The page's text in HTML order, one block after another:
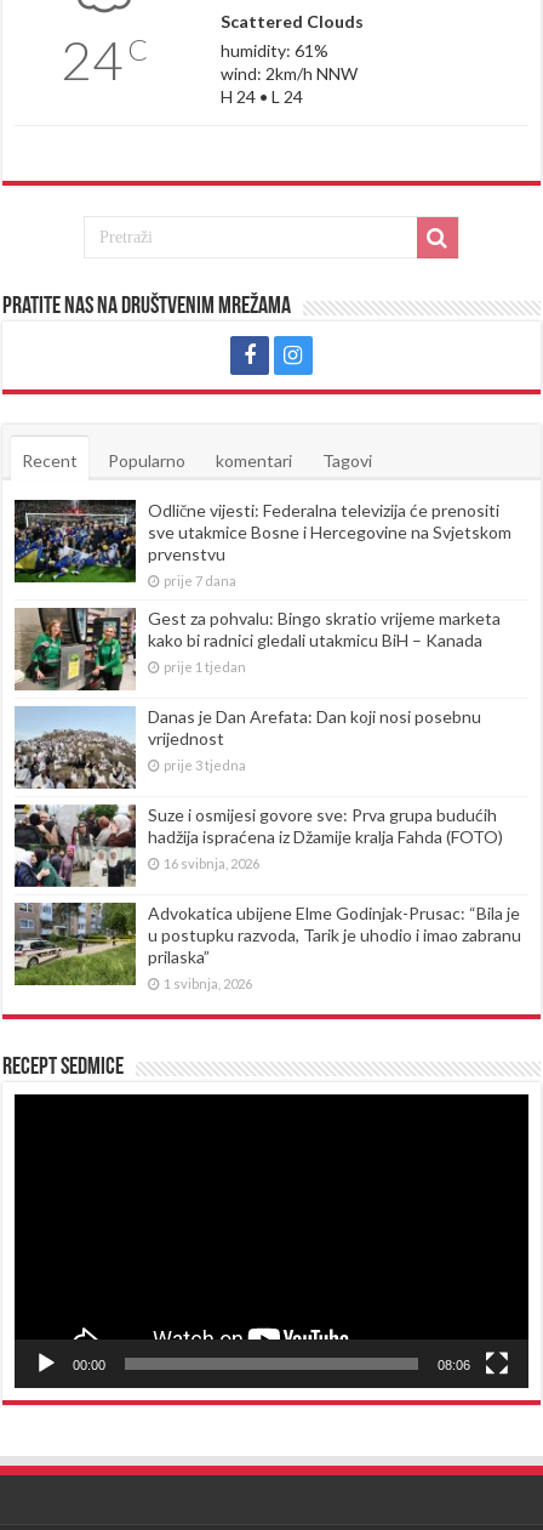
24C
Scattered Clouds
humidity: 61%
wind: 2km/h NNW
H 24 • L 24
Pratite nas na društvenim mrežama
Recent Popularno komentari Tagovi
Odlične vijesti: Federalna televizija će prenositi
sve utakmice Bosne i Hercegovine na Svjetskom
prvenstvu
prije 7 dana
Gest za pohvalu: Bingo skratio vrijeme marketa
kako bi radnici gledali utakmicu BiH – Kanada
prije 1 tjedan
Danas je Dan Arefata: Dan koji nosi posebnu
vrijednost
prije 3 tjedna
Suze i osmijesi govore sve: Prva grupa budućih
hadžija ispraćena iz Džamije kralja Fahda (FOTO)
16 svibnja, 2026
Advokatica ubijene Elme Godinjak-Prusac: “Bila je
u postupku razvoda, Tarik je uhodio i imao zabranu
prilaska”
1 svibnja, 2026
Recept sedmice
00:00 08:06